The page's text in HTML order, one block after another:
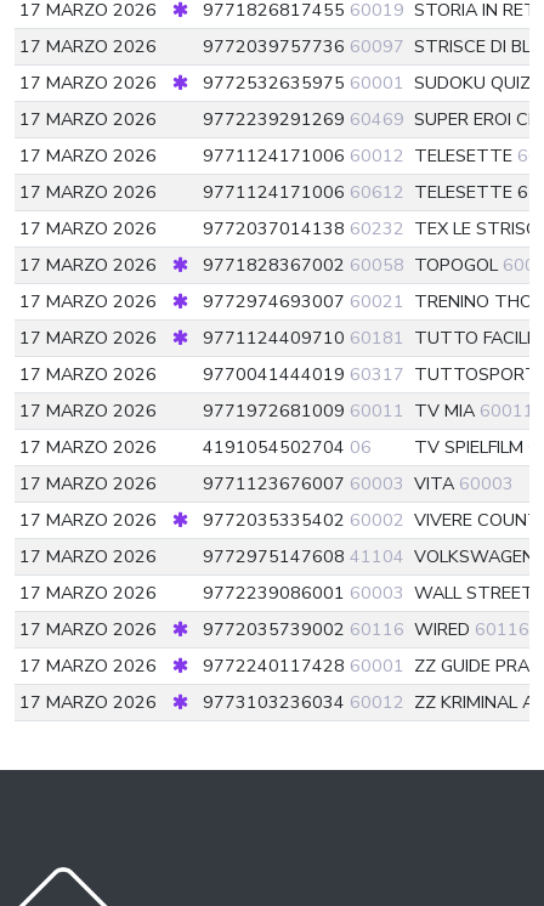
17 MARZO 2026
9771826817455 60019 STORIA IN
17 MARZO 2026
9772039757736 60097 STRISCE DI
17 MARZO 2026
9772532635975 60001 SUDOKU QUIZ
17 MARZO 2026
9772239291269 60469 SUPER EROI
17 MARZO 2026
9771124171006 60012 TELESETTE
17 MARZO 2026
9771124171006 60612 TELESETTE 6
17 MARZO 2026
9772037014138 60232 TEX LE
17 MARZO 2026
9771828367002 60058 TOPOGOL
17 MARZO 2026
9772974693007 60021 TRENINO
17 MARZO 2026
9771124409710 60181 TUTTO FACILE
17 MARZO 2026
9770041444019 60317 TUTTOSPORT
17 MARZO 2026
9771972681009 60011 TV MIA 60011
17 MARZO 2026
4191054502704 06 TV SPIELFILM
17 MARZO 2026
9771123676007 60003 VITA 60003
17 MARZO 2026
9772035335402 60002 VIVERE
17 MARZO 2026
9772975147608 41104 VOLKSWAGEN
17 MARZO 2026
9772239086001 60003 WALL STREET
17 MARZO 2026
9772035739002 60116 WIRED 60116
17 MARZO 2026
9772240117428 60001 ZZ GUIDE
17 MARZO 2026
9773103236034 60012 ZZ KRIMINAL